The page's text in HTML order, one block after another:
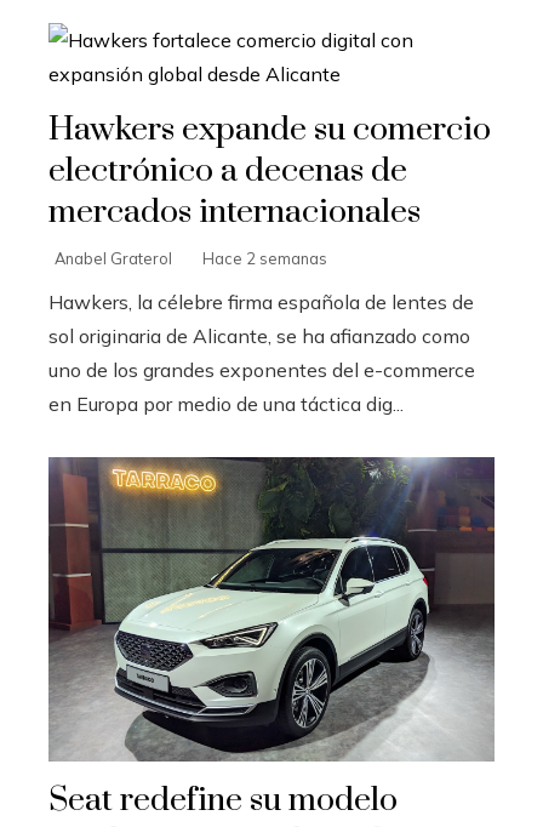
Hawkers expande su comercio
electrónico a decenas de
mercados internacionales
Anabel Graterol Hace 2 semanas
Hawkers, la célebre firma española de lentes de
sol originaria de Alicante, se ha afianzado como
uno de los grandes exponentes del e-commerce
en Europa por medio de una táctica dig...
Seat redefine su modelo